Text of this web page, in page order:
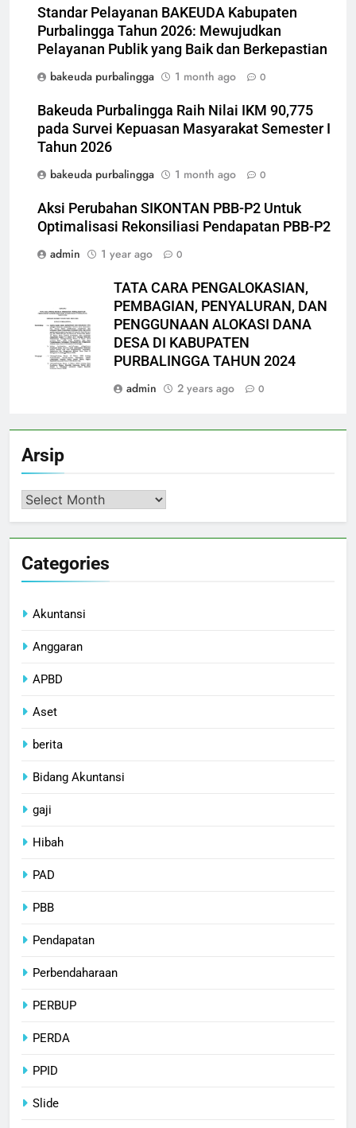
Standar Pelayanan BAKEUDA Kabupaten
Purbalingga Tahun 2026: Mewujudkan
Pelayanan Publik yang Baik dan Berkepastian
bakeuda purbalingga
1 month ago 0
Bakeuda Purbalingga Raih Nilai IKM 90,775
pada Survei Kepuasan Masyarakat Semester I
Tahun 2026
bakeuda purbalingga
1 month ago 0
Aksi Perubahan SIKONTAN PBB-P2 Untuk
Optimalisasi Rekonsiliasi Pendapatan PBB-P2
admin
1 year ago 0
TATA CARA PENGALOKASIAN,
PEMBAGIAN, PENYALURAN, DAN
PENGGUNAAN ALOKASI DANA
DESA DI KABUPATEN
PURBALINGGA TAHUN 2024
admin
2 years ago 0
Arsip
Arsip
Categories
Akuntansi
Anggaran
APBD
Aset
berita
Bidang Akuntansi
gaji
Hibah
PAD
PBB
Pendapatan
Perbendaharaan
PERBUP
PERDA
PPID
Slide